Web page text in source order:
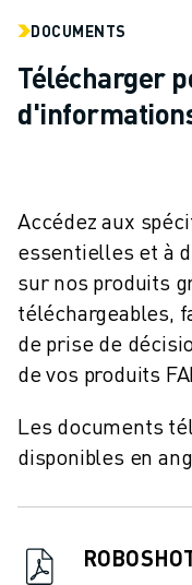
LOCALISATION DES SITES
IMPRESSION
DOCUMENTS
Télécharger
Accédez aux
essentielles et à
sur nos produits
téléchargeables,
de prise de
de vos produits
Les documents
disponibles en